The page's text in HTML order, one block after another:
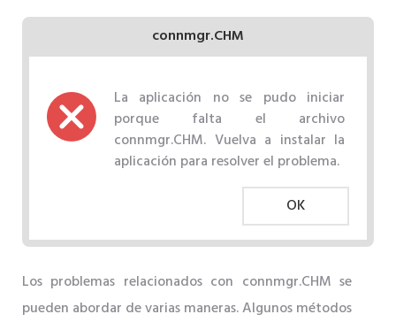
connmgr.CHM
La aplicación no se pudo iniciar
porque falta el archivo
connmgr.CHM. Vuelva a instalar la
aplicación para resolver el problema.
OK
Los problemas relacionados con connmgr.CHM se
pueden abordar de varias maneras. Algunos métodos